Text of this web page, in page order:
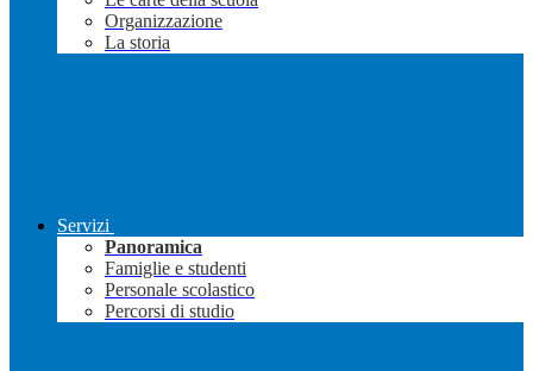
Organizzazione
La storia
Servizi
Panoramica
Famiglie e studenti
Personale scolastico
Percorsi di studio